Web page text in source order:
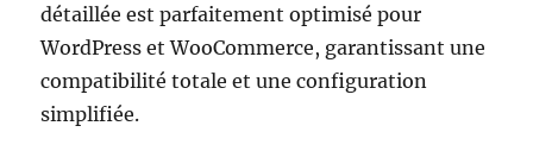
détaillée est parfaitement optimisé pour
WordPress et WooCommerce, garantissant une
compatibilité totale et une configuration
simplifiée.